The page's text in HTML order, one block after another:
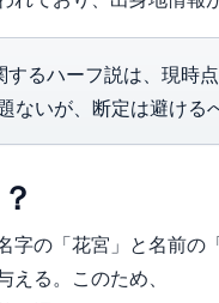
するハーフ説は、現時
ないが、断定は避ける
字の「花宮」と名前
える。このため、